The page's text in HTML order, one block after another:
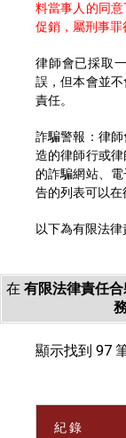
料當事人的同
促銷，屬刑事罪
律師會已採取
誤，但本會並
責任。
詐騙警報：律
造的律師行或
的詐騙網站、
告的列表可以在
以下為有限法
在 有限法律責任
顯示找到 97
紀 錄